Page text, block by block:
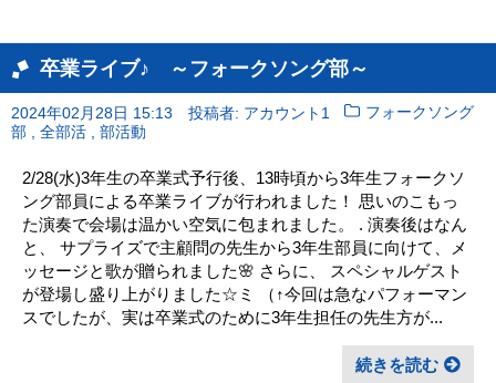
卒業ライブ♪ ～フォークソング部～
2024年02月28日 15:13 投稿者: アカウント1
フォークソング
部 , 全部活 , 部活動
2/28(水)3年生の卒業式予行後、13時頃から3年生フォークソ
ング部員による卒業ライブが行われました！ 思いのこもっ
た演奏で会場は温かい空気に包まれました。 . 演奏後はなん
と、 サプライズで主顧問の先生から3年生部員に向けて、メ
ッセージと歌が贈られました🌸 さらに、 スペシャルゲスト
が登場し盛り上がりました☆ミ （↑今回は急なパフォーマン
スでしたが、実は卒業式のために3年生担任の先生方が...
続きを読む